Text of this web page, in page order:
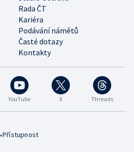
Rada ČT
Kariéra
Podávání námětů
Časté dotazy
Kontakty
YouTube X Threads
Přístupnost